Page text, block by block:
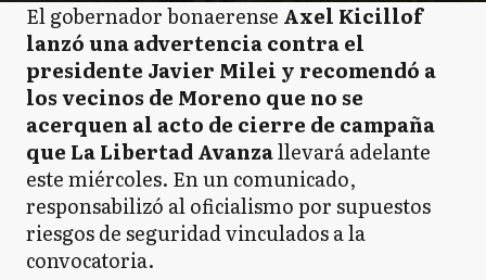
El gobernador bonaerense Axel Kicillof
lanzó una advertencia contra el
presidente Javier Milei y recomendó a
los vecinos de Moreno que no se
acerquen al acto de cierre de campaña
que La Libertad Avanzallevará adelante
este miércoles. En un comunicado,
responsabilizó al oficialismo por supuestos
riesgos de seguridad vinculados a la
convocatoria.